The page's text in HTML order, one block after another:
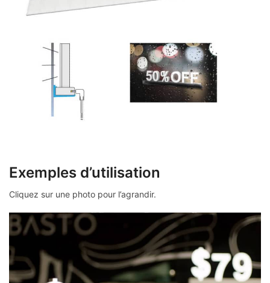
Exemples d’utilisation
Cliquez sur une photo pour l’agrandir.